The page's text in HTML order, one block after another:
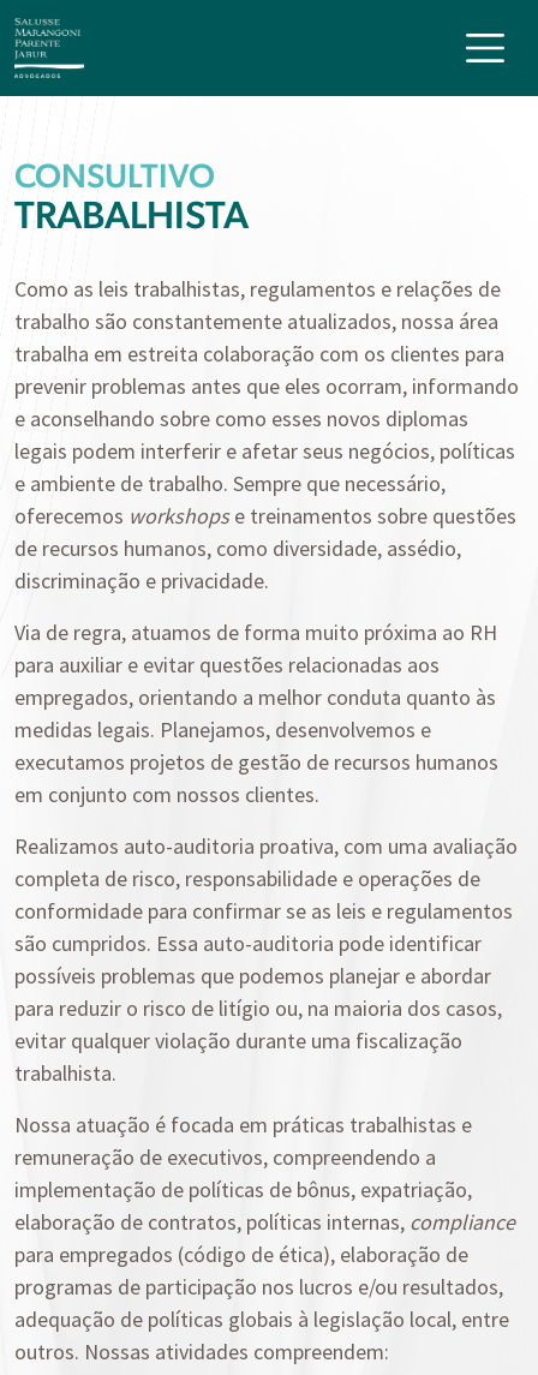
CONSULTIVO
TRABALHISTA
Como as leis trabalhistas, regulamentos e relações de
trabalho são constantemente atualizados, nossa área
trabalha em estreita colaboração com os clientes para
prevenir problemas antes que eles ocorram, informando
e aconselhando sobre como esses novos diplomas
legais podem interferir e afetar seus negócios, políticas
e ambiente de trabalho. Sempre que necessário,
oferecemos workshopse treinamentos sobre questões
de recursos humanos, como diversidade, assédio,
discriminação e privacidade.
Via de regra, atuamos de forma muito próxima ao RH
para auxiliar e evitar questões relacionadas aos
empregados, orientando a melhor conduta quanto às
medidas legais. Planejamos, desenvolvemos e
executamos projetos de gestão de recursos humanos
em conjunto com nossos clientes.
Realizamos auto-auditoria proativa, com uma avaliação
completa de risco, responsabilidade e operações de
conformidade para confirmar se as leis e regulamentos
são cumpridos. Essa auto-auditoria pode identificar
possíveis problemas que podemos planejar e abordar
para reduzir o risco de litígio ou, na maioria dos casos,
evitar qualquer violação durante uma fiscalização
trabalhista.
Nossa atuação é focada em práticas trabalhistas e
remuneração de executivos, compreendendo a
implementação de políticas de bônus, expatriação,
elaboração de contratos, políticas internas, compliance
para empregados (código de ética), elaboração de
programas de participação nos lucros e/ou resultados,
adequação de políticas globais à legislação local, entre
outros. Nossas atividades compreendem: